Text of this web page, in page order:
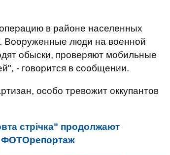
в районе населенных
Вооруженные люди на военной
обыски, проверяют мобильные
- говорится в сообщении.
особо тревожит оккупантов
стрічка" продолжают
ФОТОрепортаж